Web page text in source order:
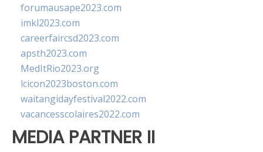
forumausape2023.com
imkl2023.com
careerfaircsd2023.com
apsth2023.com
MedItRio2023.org
lcicon2023boston.com
waitangidayfestival2022.com
vacancesscolaires2022.com
MEDIA PARTNER II